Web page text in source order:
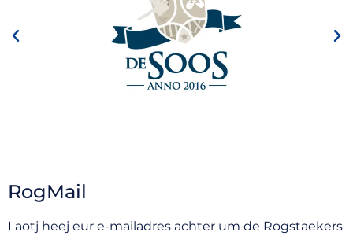
RogMail
Laotj heej eur e-mailadres achter um de Rogstaekers